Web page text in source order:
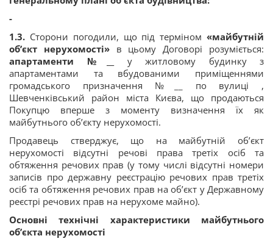
-
1.3. Сторони погодили, що під терміном«майбутній
об’єкт нерухомості» в цьому Договорі розуміється:
апартаменти №__
у житловому будинку з
апартаментами та вбудованими приміщеннями
громадського призначення №__ по вулиці ,
Шевченківський район міста Києва, що продаються
Покупцю вперше з моменту визначення їх як
майбутнього об’єкту нерухомості.
Продавець стверджує, що на майбутній об’єкт
нерухомості відсутні речові права третіх осіб та
обтяження речових прав (у тому числі відсутні номери
записів про державну реєстрацію речових прав третіх
осіб та обтяження речових прав на об’єкт у Державному
реєстрі речових прав на нерухоме майно).
Основні технічні характеристики майбутнього
об’єкта нерухомості